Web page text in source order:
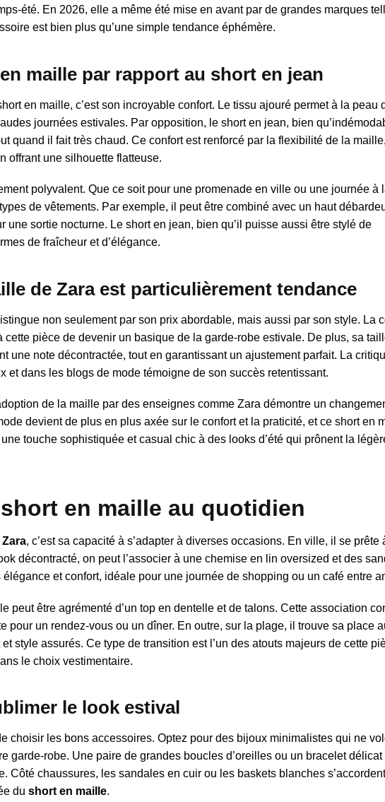
été. En 2026, elle a même été mise en avant par de grandes marques
est bien plus qu’une simple tendance éphémère.
maille par rapport au short en jean
en maille, c’est son incroyable confort. Le tissu ajouré permet à la peau
journées estivales. Par opposition, le short en jean, bien
quand il fait très chaud. Ce confort est renforcé par la flexibilité de la
offrant une silhouette flatteuse.
polyvalent. Que ce soit pour une promenade en ville ou une journée à
de vêtements. Par exemple, il peut être combiné avec un haut
une sortie nocturne. Le short en jean, bien qu’il puisse aussi être stylé de
de fraîcheur et d’élégance.
de Zara est particulièrement tendance
non seulement par son prix abordable, mais aussi par son style. La
cette pièce de devenir un basique de la garde-robe estivale. De plus, sa
une note décontractée, tout en garantissant un ajustement parfait. La
et dans les blogs de mode témoigne de son succès retentissant.
de la maille par des enseignes comme Zara démontre un
devient de plus en plus axée sur le confort et la praticité, et ce short en
touche sophistiquée et casual chic à des looks d’été qui prônent la
en maille au quotidien
Zara, c’est sa capacité à s’adapter à diverses occasions. En ville, il se prête
décontracté, on peut l’associer à une chemise en lin oversized et des
et confort, idéale pour une journée de shopping ou un café entre
peut être agrémenté d’un top en dentelle et de talons. Cette association
pour un rendez-vous ou un dîner. En outre, sur la plage, il trouve sa place
style assurés. Ce type de transition est l’un des atouts majeurs de cette
le choix vestimentaire.
le look estival
choisir les bons accessoires. Optez pour des bijoux minimalistes qui ne
garde-robe. Une paire de grandes boucles d’oreilles ou un bracelet délicat
Côté chaussures, les sandales en cuir ou les baskets blanches s’accordent
du short en maille.